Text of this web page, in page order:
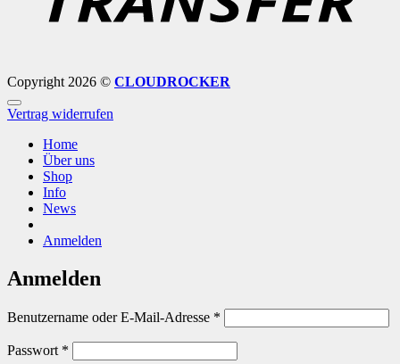
Copyright 2026 © CLOUDROCKER
Vertrag widerrufen
Home
Über uns
Shop
Info
News
Anmelden
Anmelden
Benutzername oder E-Mail-Adresse *
Passwort *